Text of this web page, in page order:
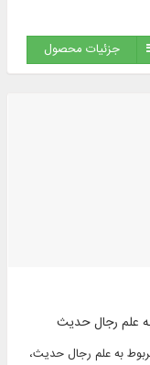
جزئیات محصول
موضوعات مربوط به علم رجال حدیث،